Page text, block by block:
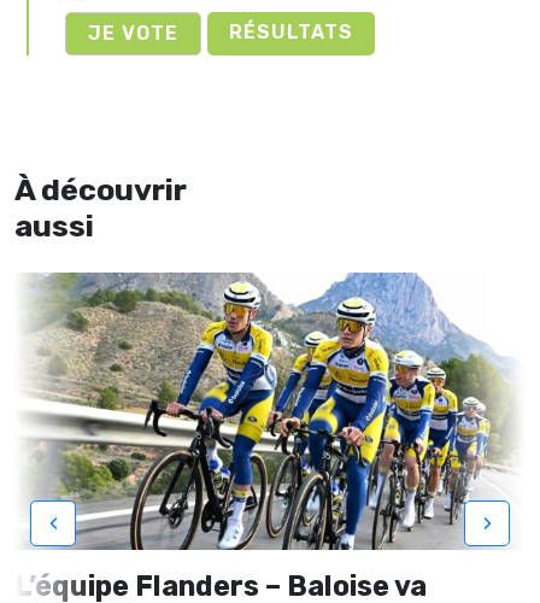
RÉSULTATS
À découvrir
aussi
L’équipe Flanders – Baloise va
‹ ›